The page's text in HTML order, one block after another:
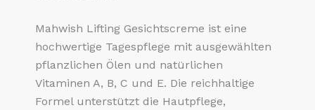
Mahwish Lifting Gesichtscreme ist eine
hochwertige Tagespflege mit ausgewählten
pflanzlichen Ölen und natürlichen
Vitaminen A, B, C und E. Die reichhaltige
Formel unterstützt die Hautpflege,